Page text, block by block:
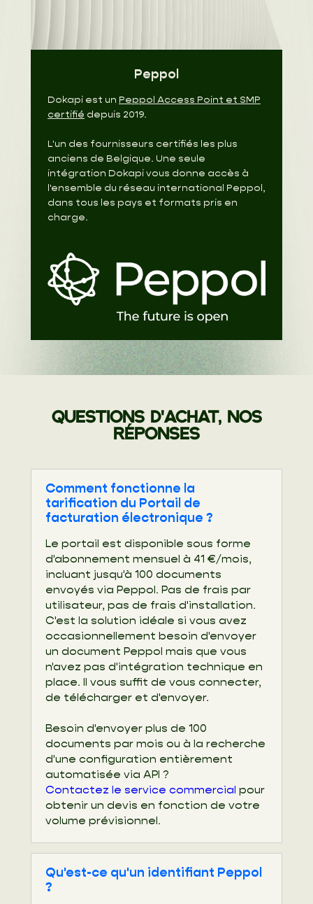
Peppol
Dokapi est un Peppol Access Point et SMP
certifié depuis 2019.
L'un des fournisseurs certifiés les plus
anciens de Belgique. Une seule
intégration Dokapi vous donne accès à
l'ensemble du réseau international Peppol,
dans tous les pays et formats pris en
charge.
QUESTIONS D'ACHAT, NOS
RÉPONSES
Comment fonctionne la
tarification du Portail de
facturation électronique ?
Le portail est disponible sous forme
d'abonnement mensuel à 41 €/mois,
incluant jusqu'à 100 documents
envoyés via Peppol. Pas de frais par
utilisateur, pas de frais d'installation.
C'est la solution idéale si vous avez
occasionnellement besoin d'envoyer
un document Peppol mais que vous
n'avez pas d'intégration technique en
place. Il vous suffit de vous connecter,
de télécharger et d'envoyer.
Besoin d'envoyer plus de 100
documents par mois ou à la recherche
d'une configuration entièrement
automatisée via API ?
Contactez le service commercial pour
obtenir un devis en fonction de votre
volume prévisionnel.
Qu'est-ce qu'un identifiant Peppol
?